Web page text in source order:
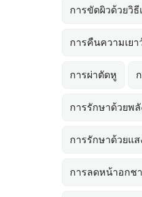
การขัดผิวด้วยวิธี
การคืนความเย
การผ่าตัดหู
การรักษาด้วยพ
การรักษาด้วยแส
การลดหน้าอกช